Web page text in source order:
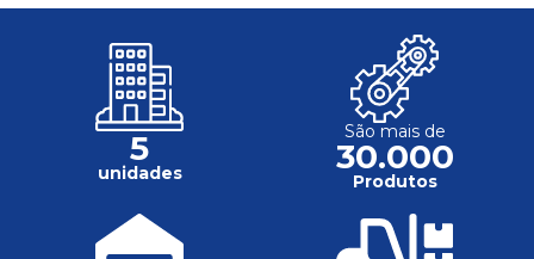
5
unidades
São mais de
30.000
Produtos